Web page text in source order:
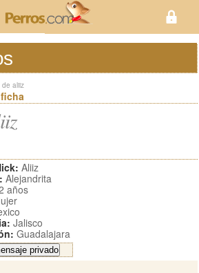
de aliiz
Aliiz
Alejandrita
años
Jalisco
Guadalajara